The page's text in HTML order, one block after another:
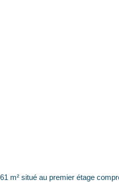
m² situé au premier étage